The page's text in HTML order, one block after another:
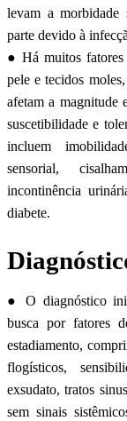
levam a morbidade
parte devido à
● Há muitos fatores
pele e tecidos
afetam a magnitude
suscetibilidade e
incluem
sensorial,
incontinência
diabete.
● O diagnóstico
busca por fatores
estadiamento,
flogísticos,
exsudato, tratos
sem sinais